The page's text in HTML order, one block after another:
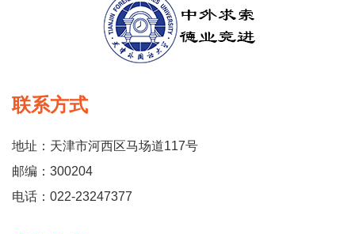
联系方式
地址：天津市河西区马场道117号
邮编：300204
电话：022-23247377